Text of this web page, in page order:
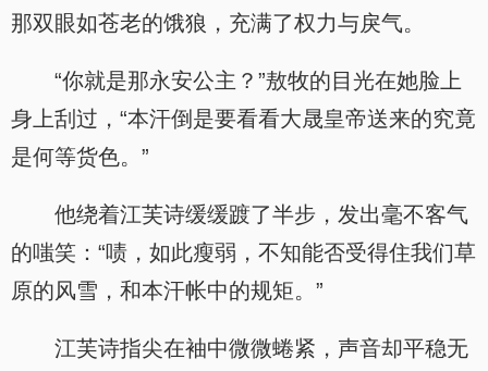
那双眼如苍老的饿狼，充满了权力与戾气。
“你就是那永安公主？”敖牧的目光在她脸上
身上刮过，“本汗倒是要看看大晟皇帝送来的究竟
是何等货色。”
他绕着江芙诗缓缓踱了半步，发出毫不客气
的嗤笑：“啧，如此瘦弱，不知能否受得住我们草
原的风雪，和本汗帐中的规矩。”
江芙诗指尖在袖中微微蜷紧，声音却平稳无